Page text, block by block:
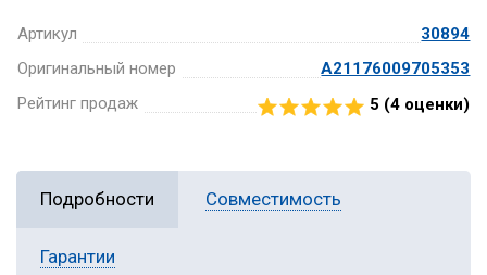
Артикул
30894
Оригинальный номер
A21176009705353
Рейтинг продаж
5 (4 оценки)
Подробности Совместимость
Гарантии